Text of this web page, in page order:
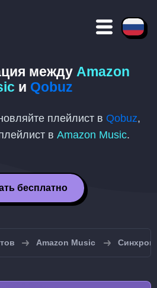
между Amazon
и Qobuz
плейлист в Qobuz,
в Amazon Music.
бесплатно
Amazon Music